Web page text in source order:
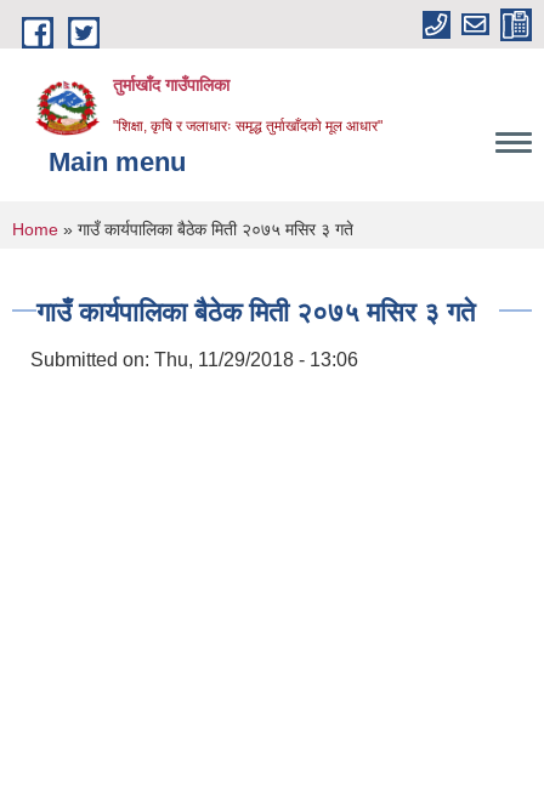
Skip to main content
तुर्माखाँद गाउँपालिका
"शिक्षा, कृषि र जलाधारः समृद्ध तुर्माखाँदको मूल आधार"
Main menu
You are here
Home » गाउँ कार्यपालिका बैठेक मिती २०७५ म‌‍‍‍‍‌‌‌‌‌‍‌‌‌सिर ३ गते
गाउँ कार्यपालिका बैठेक मिती २०७५ म‌‍‍‍‍‌‌‌‌‌‍‌‌‌सिर ३ गते
Submitted on: Thu, 11/29/2018 - 13:06